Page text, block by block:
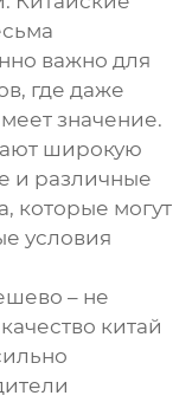
важно для
где даже
значение.
широкую
и различные
которые могут
условия
– не
китай